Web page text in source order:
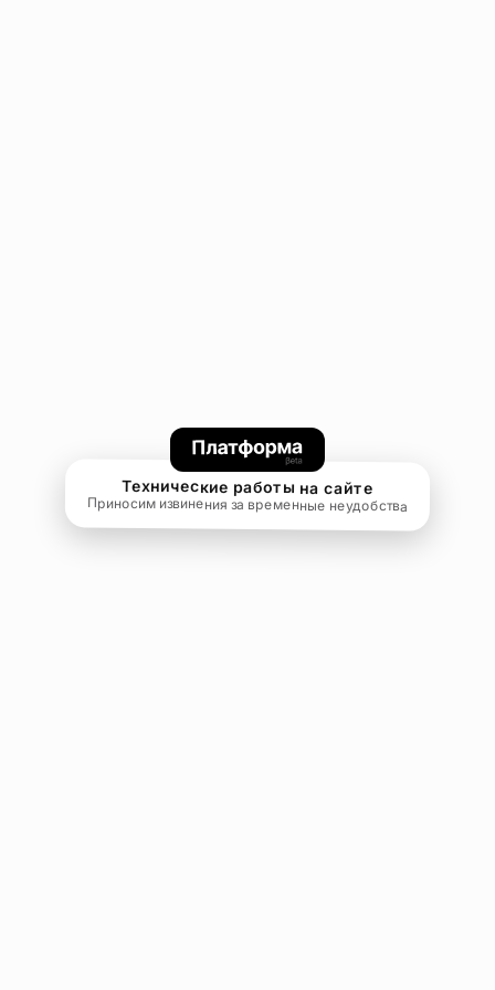
Технические работы на сайте
Приносим извинения за временные неудобства